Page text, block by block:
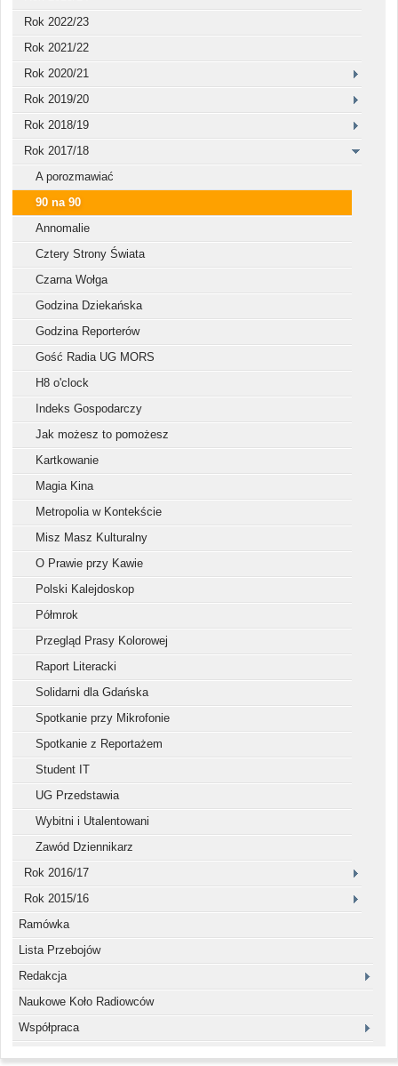
Rok 2022/23
Rok 2021/22
Rok 2020/21
Rok 2019/20
Rok 2018/19
Rok 2017/18
A porozmawiać
90 na 90
Annomalie
Cztery Strony Świata
Czarna Wołga
Godzina Dziekańska
Godzina Reporterów
Gość Radia UG MORS
H8 o'clock
Indeks Gospodarczy
Jak możesz to pomożesz
Kartkowanie
Magia Kina
Metropolia w Kontekście
Misz Masz Kulturalny
O Prawie przy Kawie
Polski Kalejdoskop
Półmrok
Przegląd Prasy Kolorowej
Raport Literacki
Solidarni dla Gdańska
Spotkanie przy Mikrofonie
Spotkanie z Reportażem
Student IT
UG Przedstawia
Wybitni i Utalentowani
Zawód Dziennikarz
Rok 2016/17
Rok 2015/16
Ramówka
Lista Przebojów
Redakcja
Naukowe Koło Radiowców
Współpraca